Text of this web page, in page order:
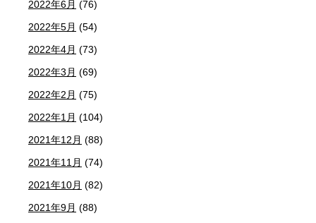
2022年6月 (76)
2022年5月 (54)
2022年4月 (73)
2022年3月 (69)
2022年2月 (75)
2022年1月 (104)
2021年12月 (88)
2021年11月 (74)
2021年10月 (82)
2021年9月 (88)